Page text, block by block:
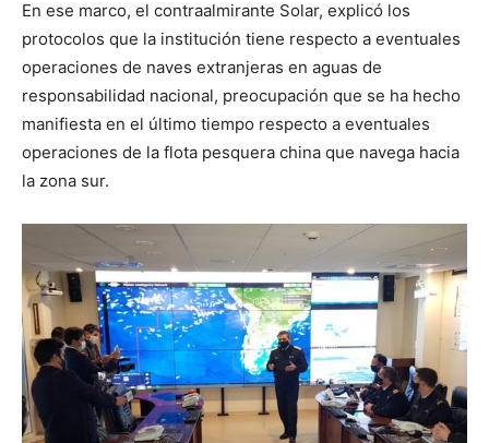
En ese marco, el contraalmirante Solar, explicó los
protocolos que la institución tiene respecto a eventuales
operaciones de naves extranjeras en aguas de
responsabilidad nacional, preocupación que se ha hecho
manifiesta en el último tiempo respecto a eventuales
operaciones de la flota pesquera china que navega hacia
la zona sur.